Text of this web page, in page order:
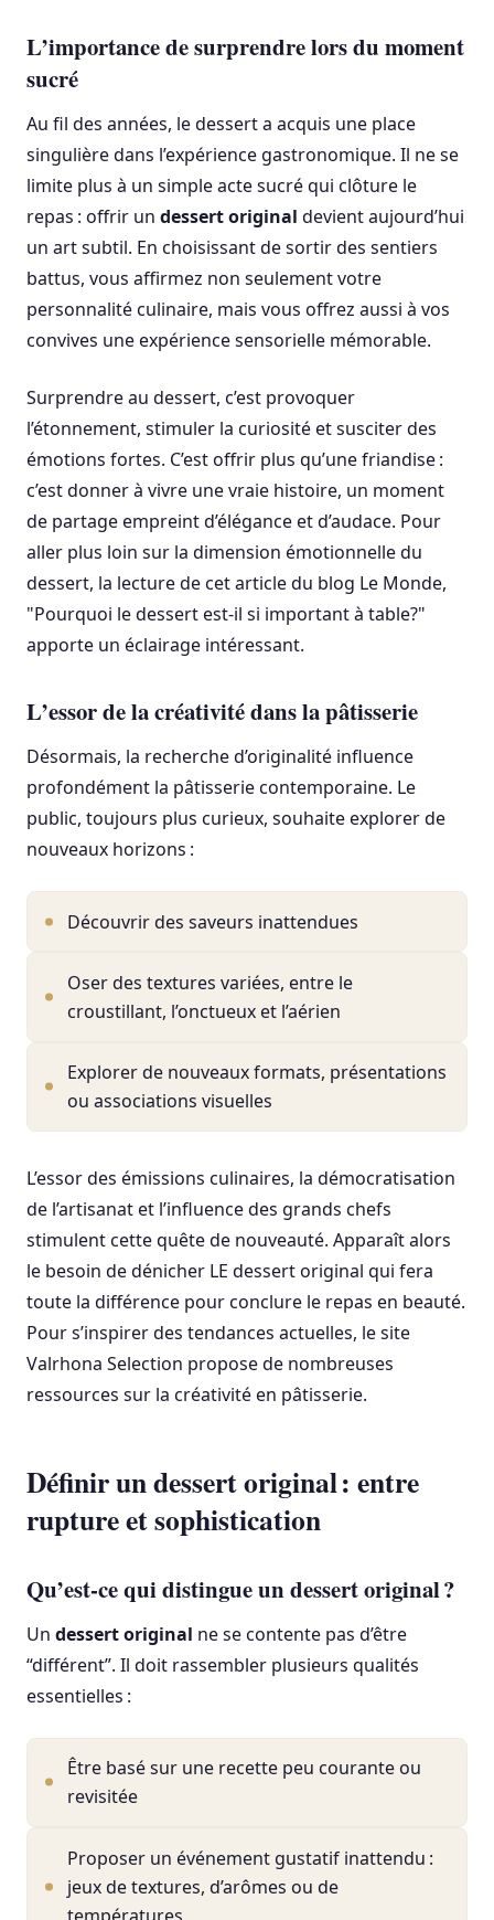
L’importance de surprendre lors du moment
sucré
Au fil des années, le dessert a acquis une place
singulière dans l’expérience gastronomique. Il ne se
limite plus à un simple acte sucré qui clôture le
repas : offrir un dessert original devient aujourd’hui
un art subtil. En choisissant de sortir des sentiers
battus, vous affirmez non seulement votre
personnalité culinaire, mais vous offrez aussi à vos
convives une expérience sensorielle mémorable.
Surprendre au dessert, c’est provoquer
l’étonnement, stimuler la curiosité et susciter des
émotions fortes. C’est offrir plus qu’une friandise :
c’est donner à vivre une vraie histoire, un moment
de partage empreint d’élégance et d’audace. Pour
aller plus loin sur la dimension émotionnelle du
dessert, la lecture de cet article du blog Le Monde,
"Pourquoi le dessert est-il si important à table?"
apporte un éclairage intéressant.
L’essor de la créativité dans la pâtisserie
Désormais, la recherche d’originalité influence
profondément la pâtisserie contemporaine. Le
public, toujours plus curieux, souhaite explorer de
nouveaux horizons :
Découvrir des saveurs inattendues
Oser des textures variées, entre le
croustillant, l’onctueux et l’aérien
Explorer de nouveaux formats, présentations
ou associations visuelles
L’essor des émissions culinaires, la démocratisation
de l’artisanat et l’influence des grands chefs
stimulent cette quête de nouveauté. Apparaît alors
le besoin de dénicher LE dessert original qui fera
toute la différence pour conclure le repas en beauté.
Pour s’inspirer des tendances actuelles, le site
Valrhona Selection propose de nombreuses
ressources sur la créativité en pâtisserie.
Définir un dessert original : entre
rupture et sophistication
Qu’est-ce qui distingue un dessert original ?
Un dessert original ne se contente pas d’être
“différent”. Il doit rassembler plusieurs qualités
essentielles :
Être basé sur une recette peu courante ou
revisitée
Proposer un événement gustatif inattendu :
jeux de textures, d’arômes ou de
températures